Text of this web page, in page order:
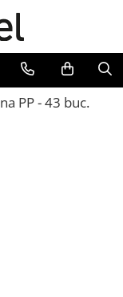
PP - 43 buc.